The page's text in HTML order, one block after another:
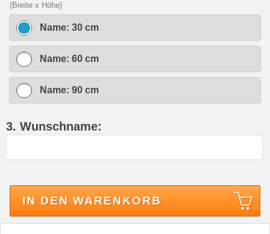
(Breite x Höhe)
Name: 30 cm
Name: 60 cm
Name: 90 cm
3. Wunschname:
IN DEN WARENKORB